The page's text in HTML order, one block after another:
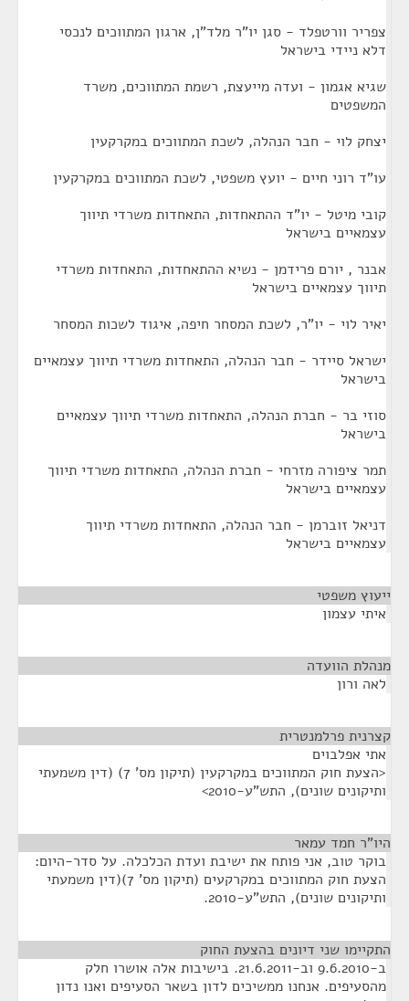
צפריר וורטפלד - סגן יו"ר מלד"ן, ארגון המתווכים לנכסי
דלא ניידי בישראל
שגיא אגמון - ועדה מייעצת, רשמת המתווכים, משרד
המשפטים
יצחק לוי - חבר הנהלה, לשכת המתווכים במקרקעין
עו"ד רוני חיים - יועץ משפטי, לשכת המתווכים במקרקעין
קובי מיטל - יו"ד ההתאחדות, התאחדות משרדי תיווך
עצמאיים בישראל
אבנר , יורם פרידמן - נשיא ההתאחדות, התאחדות משרדי
תיווך עצמאיים בישראל
יאיר לוי - יו"ר, לשכת המסחר חיפה, איגוד לשכות המסחר
ישראל סיידר - חבר הנהלה, התאחדות משרדי תיווך עצמאיים
בישראל
סוזי בר - חברת הנהלה, התאחדות משרדי תיווך עצמאיים
בישראל
תמר ציפורה מזרחי - חברת הנהלה, התאחדות משרדי תיווך
עצמאיים בישראל
דניאל זוברמן - חבר הנהלה, התאחדות משרדי תיווך
עצמאיים בישראל
ייעוץ משפטי
איתי עצמון
מנהלת הוועדה
לאה ורון
קצרנית פרלמנטרית
אתי אפלבוים
<הצעת חוק המתווכים במקרקעין (תיקון מס' 7) (דין משמעתי
ותיקונים שונים), התש"ע-2010>
היו"ר חמד עמאר
בוקר טוב, אני פותח את ישיבת ועדת הכלכלה. על סדר-היום:
הצעת חוק המתווכים במקרקעים (תיקון מס' 7)(דין משמעתי
ותיקונים שונים), התש"ע-2010.
התקיימו שני דיונים בהצעת החוק
ב-9.6.2010 וב-21.6.2011. בישיבות אלה אושרו חלק
מהסעיפים. אנחנו ממשיכים לדון בשאר הסעיפים ואנו נדון